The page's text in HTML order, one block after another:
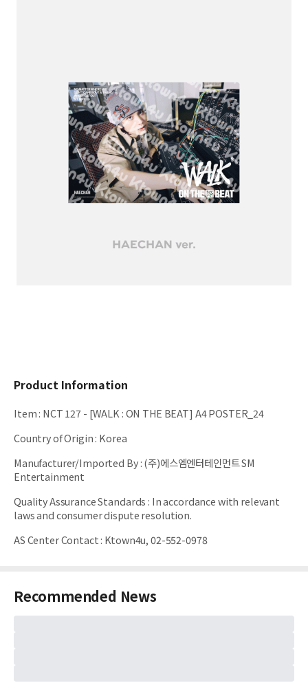
Product Information
Item: NCT 127 - [WALK : ON THE BEAT] A4 POSTER_24
Country of Origin: Korea
Manufacturer/Imported By:(주)에스엠엔터테인먼트 SM
Entertainment
Quality Assurance Standards : In accordance with relevant
laws and consumer dispute resolution.
AS Center Contact: Ktown4u, 02-552-0978
Recommended News